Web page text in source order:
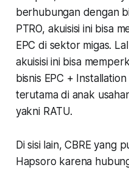
berhubungan dengan
PTRO, akuisisi ini bisa
EPC di sektor migas.
akuisisi ini bisa
bisnis EPC +
terutama di anak
yakni RATU.
Di sisi lain, CBRE yang
Hapsoro karena